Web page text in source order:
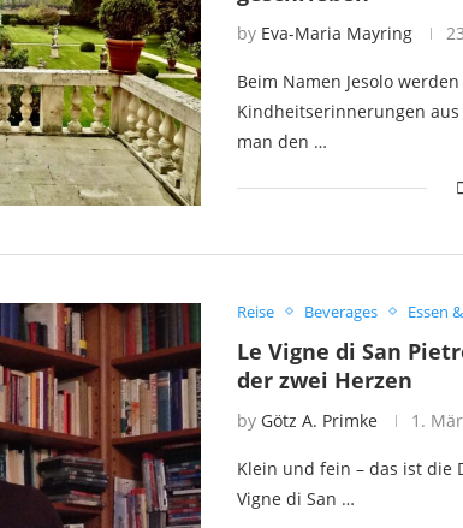
by Eva-Maria Mayring
Beim Namen Jesolo
Kindheitserinnerungen
man den …
Reise Beverages Essen
Le Vigne di San
der zwei Herzen
by Götz A. Primke 1.
Klein und fein – das ist die
Vigne di San …